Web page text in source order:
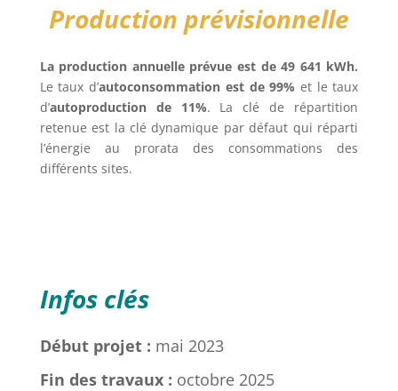
Production prévisionnelle
La production annuelle prévue est de 49 641 kWh.
Le taux d’autoconsommation est de 99% et le taux
d’autoproduction de 11%. La clé de répartition
retenue est la clé dynamique par défaut qui réparti
l’énergie au prorata des consommations des
différents sites.
Infos clés
Début projet : mai 2023
Fin des travaux : octobre 2025